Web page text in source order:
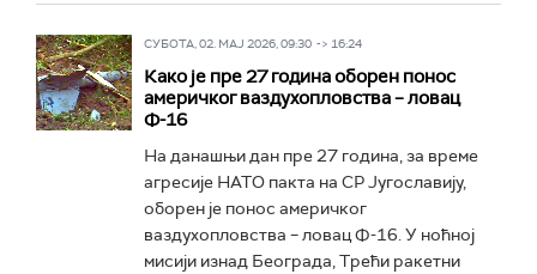
СУБОТА, 02. МАЈ 2026, 09:30 -> 16:24
Како је пре 27 година оборен понос
америчког ваздухопловства – ловац
Ф-16
На данашњи дан пре 27 година, за време
агресије НАТО пакта на СР Југославију,
оборен је понос америчког
ваздухопловства – ловац Ф-16. У ноћној
мисији изнад Београда, Трећи ракетни